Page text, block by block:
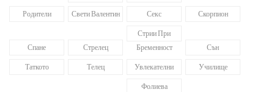
Родители Свети Валентин Секс Скорпион
Спане Стрелец
Стрии При
Бременност
Сън
Таткото Телец Увлекателни Училище
Фолиева